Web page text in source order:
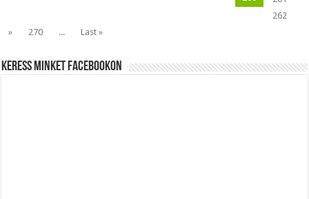
262
»
270 ... Last »
Keress minket Facebookon